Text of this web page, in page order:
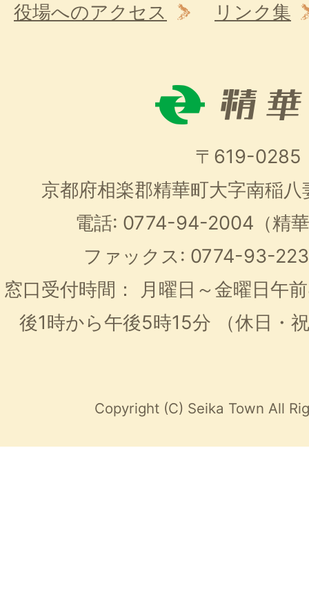
役場へのアクセス リンク集
〒619-0285
京都府相楽郡精華町大字南稲
電話: 0774-94-2004（精
ファックス: 0774-93-
窓口受付時間：
月曜日～金曜日午
後1時から午後5時15分
（休日・
Copyright (C) Seika Town All